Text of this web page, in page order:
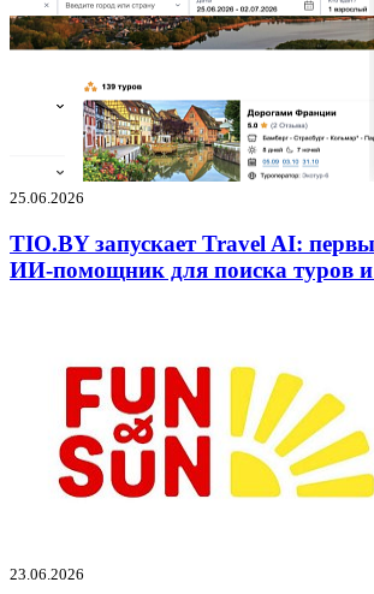
25.06.2026
TIO.BY запускает Travel AI:
ИИ-помощник для поиска туров и
23.06.2026